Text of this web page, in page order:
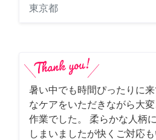
東京都
暑い中でも時間ぴったりに
なケアをいただきながら大
作業でした。 柔らかな人柄
しまいましたが快くご対応